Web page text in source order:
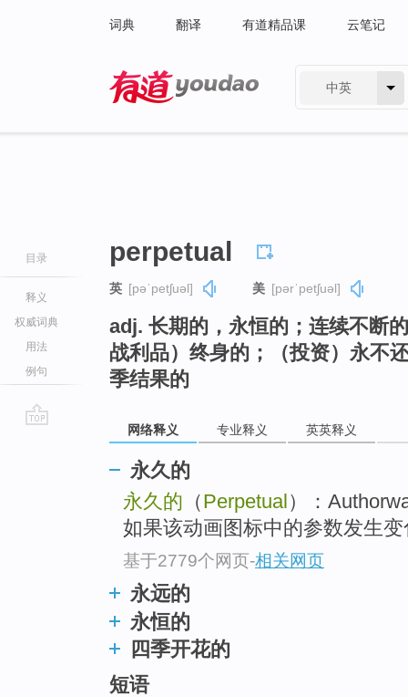
词典 翻译 有道精品课 云笔记
中英
目录
释义
权威词典
用法
例句
perpetual
英 [pəˈpetʃuəl] 美 [pərˈpetʃuəl]
adj. 长期的，永恒的；连续不断
战利品）终身的；（投资）永不
季结果的
网络释义 专业释义 英英释义
永久的
永久的 （Perpetual ）：
如果该动画图标中的参数发生
基于2779个网页-相关网页
永远的
永恒的
四季开花的
短语